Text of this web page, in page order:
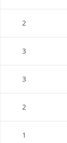
2
3
3
2
1